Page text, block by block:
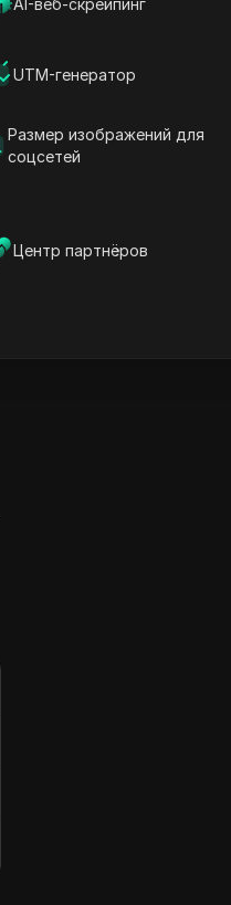
AI-веб-скрейпинг
UTM-генератор
Размер изображений для
соцсетей
Центр партнёров
Шаги для
Попробовать